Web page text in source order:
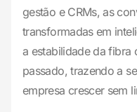
gestão e CRMs, as
transformadas em
a estabilidade da fibra
passado, trazendo a
empresa crescer sem